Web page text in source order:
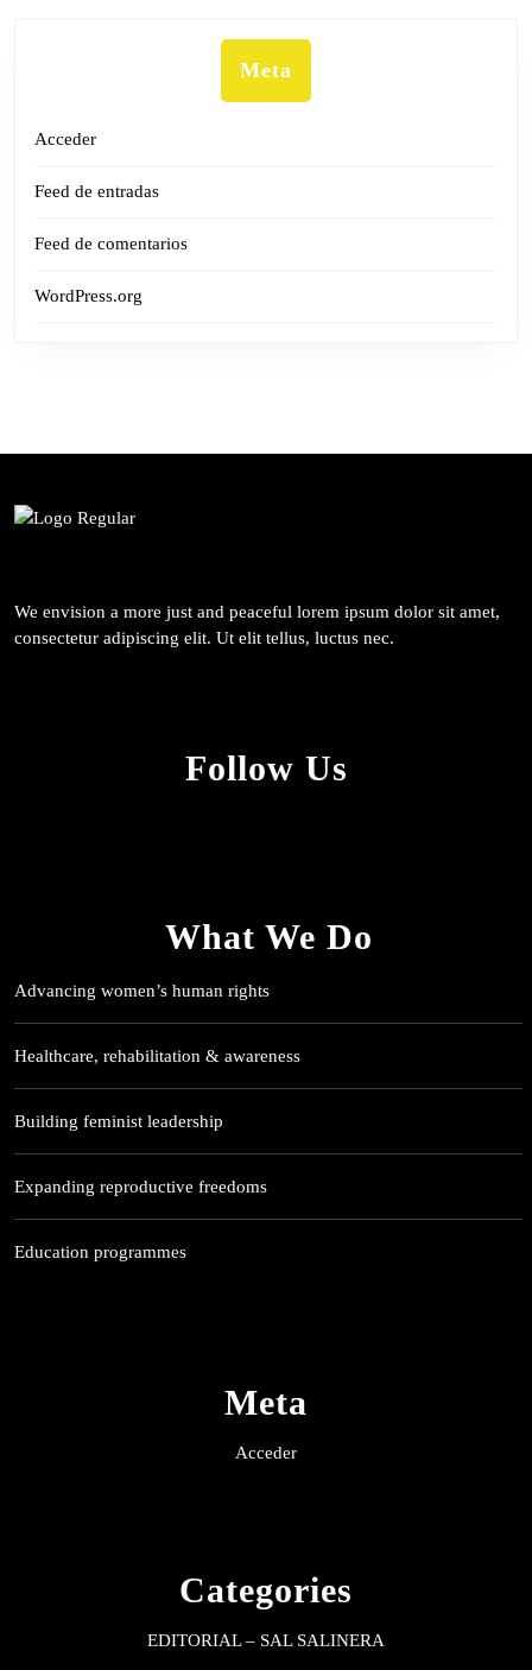
Meta
Acceder
Feed de entradas
Feed de comentarios
WordPress.org
We envision a more just and peaceful lorem ipsum dolor sit amet,
consectetur adipiscing elit. Ut elit tellus, luctus nec.
Follow Us
What We Do
Advancing women’s human rights
Healthcare, rehabilitation & awareness
Building feminist leadership
Expanding reproductive freedoms
Education programmes
Meta
Acceder
Categories
EDITORIAL – SAL SALINERA